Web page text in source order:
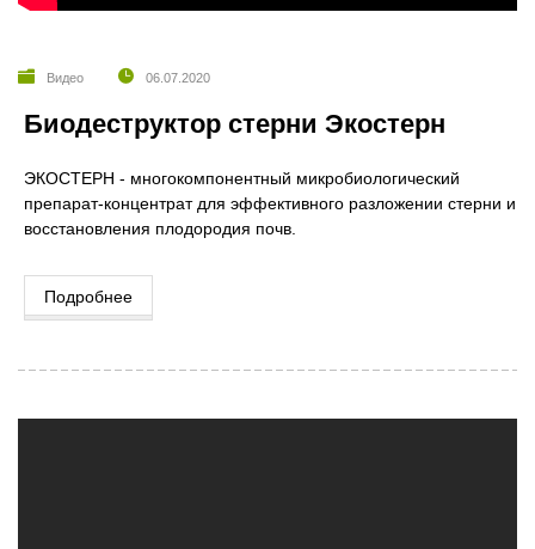
Видео 06.07.2020
Биодеструктор стерни Экостерн
ЭКОСТЕРН - многокомпонентный микробиологический
препарат-концентрат для эффективного разложении стерни и
восстановления плодородия почв.
Подробнее